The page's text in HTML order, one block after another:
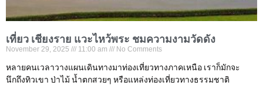
เที่ยว เชียงราย แวะไหว้พระ ชมความงามวัดดัง
November 29, 2025 11:00 am No Comments
หลายคนเวลาวางแผนเดินทางมาท่องเที่ยวทางภาคเหนือ เราก็มักจะ
นึกถึงทิวเขา ป่าไม้ น้ำตกสวยๆ หรือแหล่งท่องเที่ยวทางธรรมชาติ